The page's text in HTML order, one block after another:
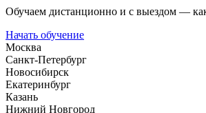
Обучаем дистанционно и с выездом —
Начать обучение
Москва
Санкт-Петербург
Новосибирск
Екатеринбург
Казань
Нижний Новгород